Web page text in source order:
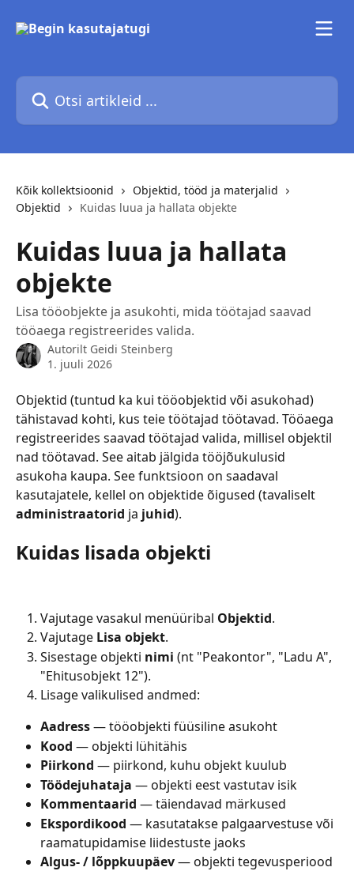
Otsi artikleid ...
Kõik kollektsioonid
Objektid, tööd ja materjalid
Objektid
Kuidas luua ja hallata objekte
Kuidas luua ja hallata
objekte
Lisa tööobjekte ja asukohti, mida töötajad saavad
tööaega registreerides valida.
Autorilt Geidi Steinberg
1. juuli 2026
Objektid (tuntud ka kui tööobjektid või asukohad)
tähistavad kohti, kus teie töötajad töötavad. Tööaega
registreerides saavad töötajad valida, millisel objektil
nad töötavad. See aitab jälgida tööjõukulusid
asukoha kaupa. See funktsioon on saadaval
kasutajatele, kellel on objektide õigused (tavaliselt
administraatorid ja juhid).
Kuidas lisada objekti
Vajutage vasakul menüüribal Objektid.
Vajutage Lisa objekt.
Sisestage objekti nimi (nt "Peakontor", "Ladu A",
"Ehitusobjekt 12").
Lisage valikulised andmed:
Aadress — tööobjekti füüsiline asukoht
Kood — objekti lühitähis
Piirkond — piirkond, kuhu objekt kuulub
Töödejuhataja — objekti eest vastutav isik
Kommentaarid — täiendavad märkused
Ekspordikood — kasutatakse palgaarvestuse või
raamatupidamise liidestuste jaoks
Algus- / lõppkuupäev — objekti tegevusperiood